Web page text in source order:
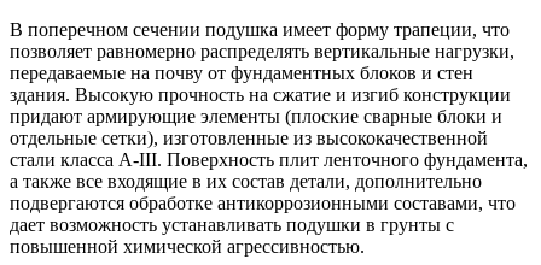
В поперечном сечении подушка имеет форму трапеции, что
позволяет равномерно распределять вертикальные нагрузки,
передаваемые на почву от фундаментных блоков и стен
здания. Высокую прочность на сжатие и изгиб конструкции
придают армирующие элементы (плоские сварные блоки и
отдельные сетки), изготовленные из высококачественной
стали класса А-III. Поверхность плит ленточного фундамента,
а также все входящие в их состав детали, дополнительно
подвергаются обработке антикоррозионными составами, что
дает возможность устанавливать подушки в грунты с
повышенной химической агрессивностью.